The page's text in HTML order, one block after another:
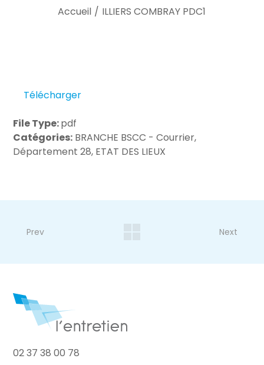
Accueil / ILLIERS COMBRAY PDC1
Télécharger
File Type:pdf
Catégories: BRANCHE BSCC - Courrier,
Département 28, ETAT DES LIEUX
Prev Next
02 37 38 00 78